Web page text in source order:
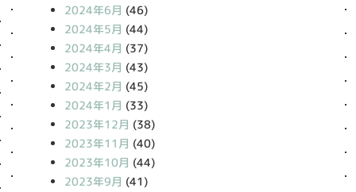
2024年6月 (46)
2024年5月 (44)
2024年4月 (37)
2024年3月 (43)
2024年2月 (45)
2024年1月 (33)
2023年12月 (38)
2023年11月 (40)
2023年10月 (44)
2023年9月 (41)